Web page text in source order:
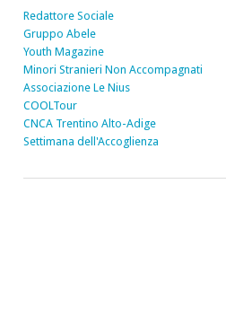
Redattore Sociale
Gruppo Abele
Youth Magazine
Minori Stranieri Non Accompagnati
Associazione Le Nius
COOLTour
CNCA Trentino Alto-Adige
Settimana dell'Accoglienza